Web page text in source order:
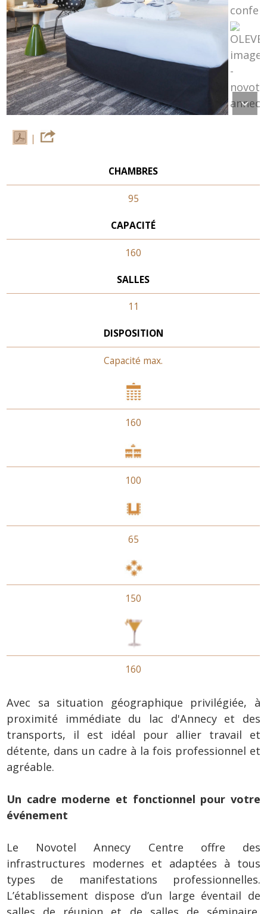
CHAMBRES
95
CAPACITÉ
160
SALLES
11
DISPOSITION
Capacité max.
160
100
65
150
160
Avec sa situation géographique privilégiée, à
proximité immédiate du lac d'Annecy et des
transports, il est idéal pour allier travail et
détente, dans un cadre à la fois professionnel et
agréable.
Un cadre moderne et fonctionnel pour votre
événement
Le Novotel Annecy Centre offre des
infrastructures modernes et adaptées à tous
types de manifestations professionnelles.
L’établissement dispose d’un large éventail de